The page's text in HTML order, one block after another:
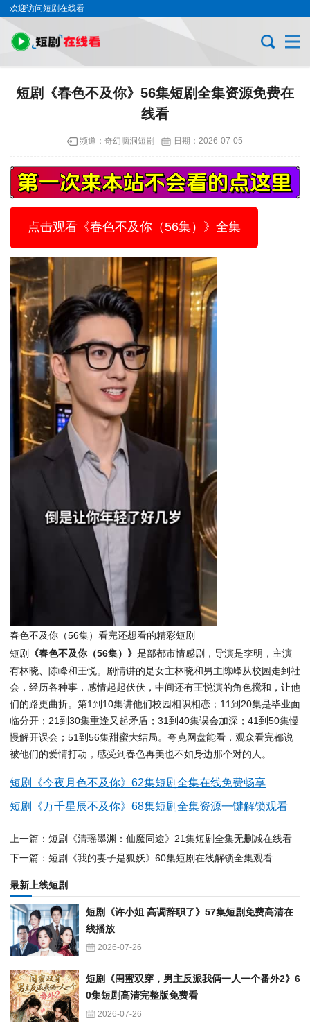
欢迎访问短剧在线看
短剧《春色不及你》56集短剧全集资源免费在
线看
频道： 奇幻脑洞短剧 日期： 2026-07-05
点击观看《春色不及你（56集）》全集
春色不及你（56集）看完还想看的精彩短剧
短剧
《春色不及你（56集）》 是部都市情感剧，导演是李明，主演
有林晓、陈峰和王悦。剧情讲的是女主林晓和男主陈峰从校园走到社
会，经历各种事，感情起起伏伏，中间还有王悦演的角色搅和，让他
们的路更曲折。第1到10集讲他们校园相识相恋；11到20集是毕业面
临分开；21到30集重逢又起矛盾；31到40集误会加深；41到50集慢
慢解开误会；51到56集甜蜜大结局。夸克网盘能看，观众看完都说
被他们的爱情打动，感受到春色再美也不如身边那个对的人。
短剧《今夜月色不及你》62集短剧全集在线免费畅享
短剧《万千星辰不及你》68集短剧全集资源一键解锁观看
上一篇：短剧《清瑶墨渊：仙魔同途》21集短剧全集无删减在线看
下一篇：短剧《我的妻子是狐妖》60集短剧在线解锁全集观看
最新上线短剧
短剧《许小姐 高调辞职了》57集短剧免费高清在
线播放
2026-07-26
短剧《闺蜜双穿，男主反派我俩一人一个番外2》6
0集短剧高清完整版免费看
2026-07-26